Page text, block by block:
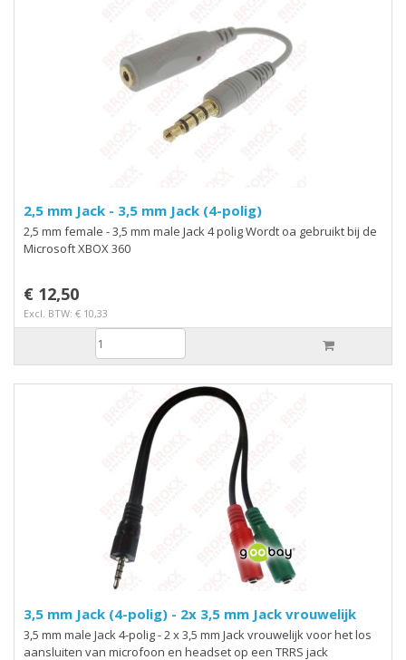
2,5 mm Jack - 3,5 mm Jack (4-polig)
2,5 mm female - 3,5 mm male Jack 4 polig Wordt oa gebruikt bij de
Microsoft XBOX 360
€ 12,50
Excl. BTW: € 10,33
3,5 mm Jack (4-polig) - 2x 3,5 mm Jack vrouwelijk
3,5 mm male Jack 4-polig - 2 x 3,5 mm Jack vrouwelijk voor het los
aansluiten van microfoon en headset op een TRRS jack